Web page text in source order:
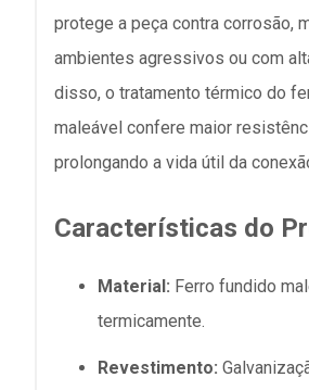
protege a peça contra corrosão,
ambientes agressivos ou com
disso, o tratamento térmico do
maleável confere maior
prolongando a vida útil da
Características do
Material: Ferro fundido
termicamente.
Revestimento: